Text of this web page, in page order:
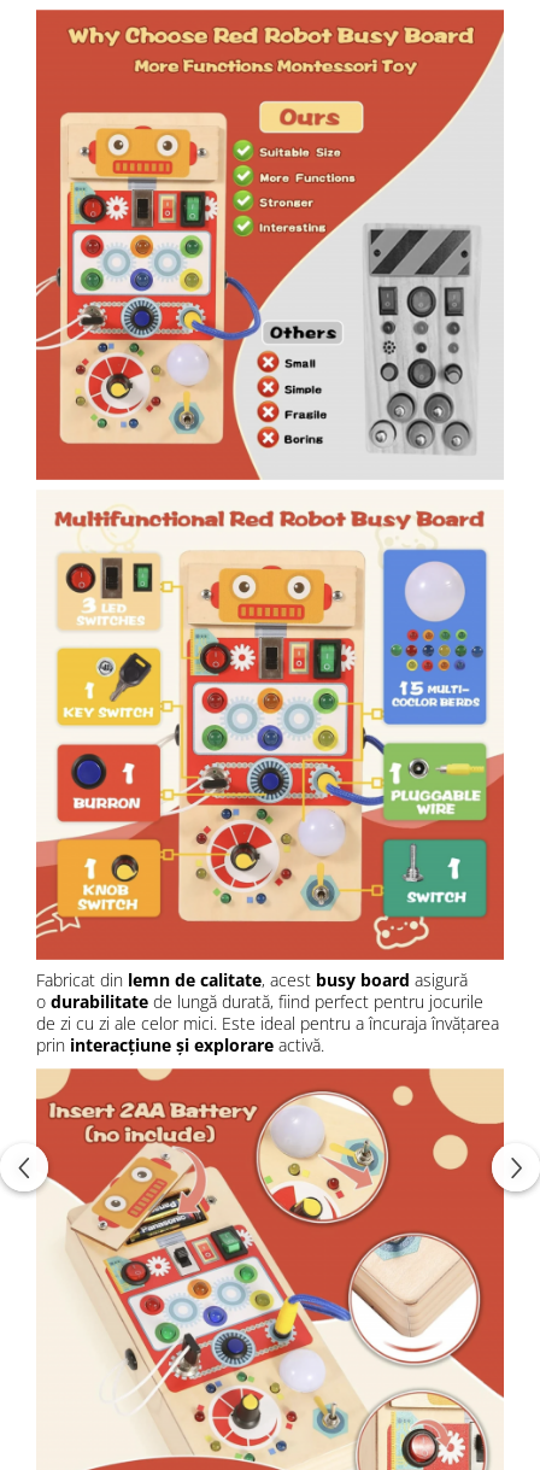
Fabricat din lemn de calitate, acest busy board asigură
o durabilitate de lungă durată, fiind perfect pentru jocurile
de zi cu zi ale celor mici. Este ideal pentru a încuraja învățarea
prin interacțiune și explorare activă.